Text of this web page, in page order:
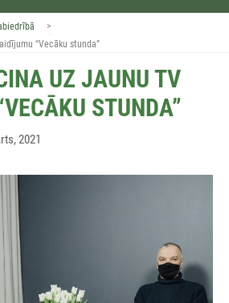
>
“Vecāku stunda”
UZ JAUNU TV
STUNDA”
2021